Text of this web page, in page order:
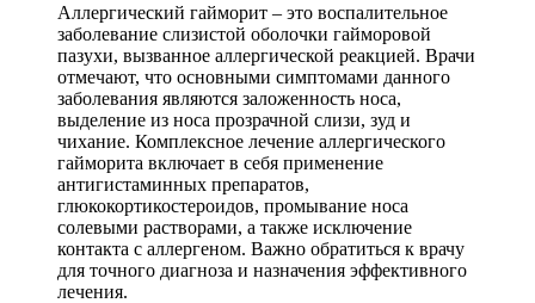
Аллергический гайморит – это воспалительное
заболевание слизистой оболочки гайморовой
пазухи, вызванное аллергической реакцией. Врачи
отмечают, что основными симптомами данного
заболевания являются заложенность носа,
выделение из носа прозрачной слизи, зуд и
чихание. Комплексное лечение аллергического
гайморита включает в себя применение
антигистаминных препаратов,
глюкокортикостероидов, промывание носа
солевыми растворами, а также исключение
контакта с аллергеном. Важно обратиться к врачу
для точного диагноза и назначения эффективного
лечения.